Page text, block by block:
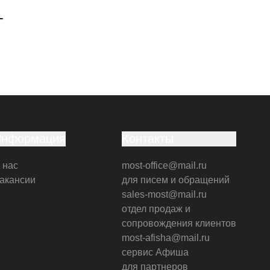
most-office@mail.ru
для писем и обращений
sales-most@mail.ru
отдел продаж и
сопровождения клиентов
most-afisha@mail.ru
сервис Афиша
для партнеров